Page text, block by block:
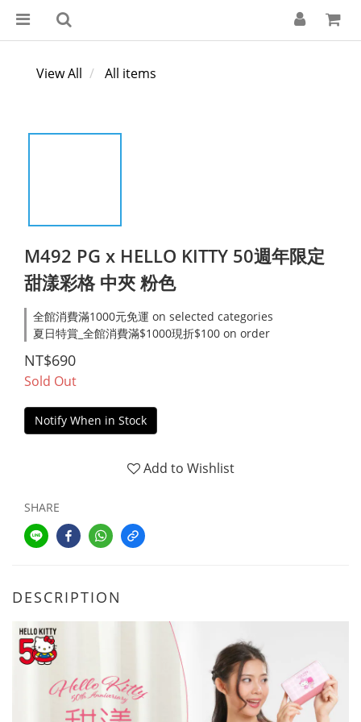
View All All items
M492 PG x HELLO KITTY 50週年限定
甜漾彩格 中夾 粉色
全館消費滿1000元免運 on selected categories
夏日特賞_全館消費滿$1000現折$100 on order
NT$690
Sold Out
Notify When in Stock
Add to Wishlist
SHARE
DESCRIPTION